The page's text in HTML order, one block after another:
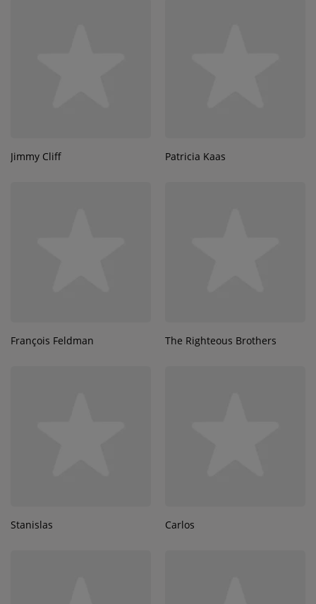
Jimmy Cliff Patricia Kaas
François Feldman The Righteous Brothers
Stanislas Carlos